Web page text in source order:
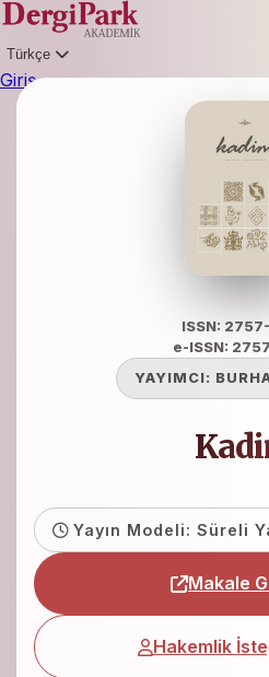
Türkçe
Giriş
ISSN:
e-ISSN:
YAYIMCI:
Yayın Modeli: Süreli
Makale
Hakemlik